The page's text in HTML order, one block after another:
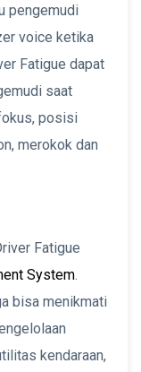
pengemudi
voice ketika
Fatigue dapat
saat
posisi
merokok dan
Fatigue
System.
bisa menikmati
kendaraan,